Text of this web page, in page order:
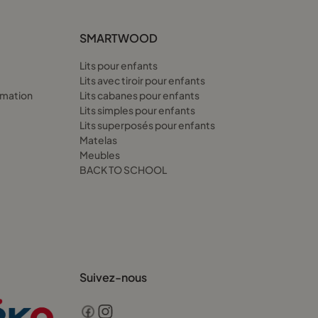
ou les soirées pyjama.
SMARTWOOD
Lits pour enfants
Lits avec tiroir pour enfants
Lits cabanes pour enfants
Lits simples pour enfants
Lits superposés pour enfants
Matelas
Meubles
BACK TO SCHOOL
Suivez-nous